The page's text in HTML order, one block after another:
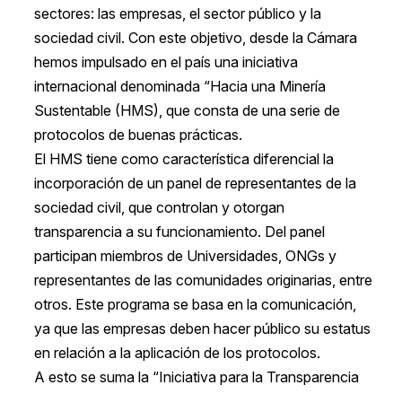
sectores: las empresas, el sector público y la
sociedad civil. Con este objetivo, desde la Cámara
hemos impulsado en el país una iniciativa
internacional denominada “Hacia una Minería
Sustentable (HMS), que consta de una serie de
protocolos de buenas prácticas.
El HMS tiene como característica diferencial la
incorporación de un panel de representantes de la
sociedad civil, que controlan y otorgan
transparencia a su funcionamiento. Del panel
participan miembros de Universidades, ONGs y
representantes de las comunidades originarias, entre
otros. Este programa se basa en la comunicación,
ya que las empresas deben hacer público su estatus
en relación a la aplicación de los protocolos.
A esto se suma la “Iniciativa para la Transparencia